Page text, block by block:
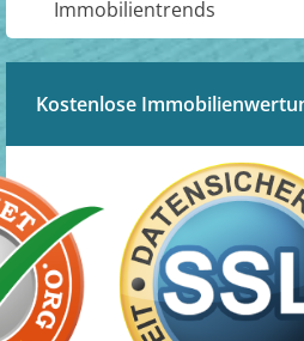
Immobilientrends
Kostenlose